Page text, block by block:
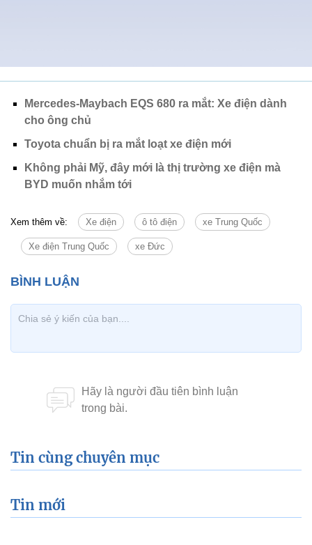
Mercedes-Maybach EQS 680 ra mắt: Xe điện dành
cho ông chủ
Toyota chuẩn bị ra mắt loạt xe điện mới
Không phải Mỹ, đây mới là thị trường xe điện mà
BYD muốn nhắm tới
Xem thêm về: Xe điện ô tô điện xe Trung Quốc
Xe điện Trung Quốc xe Đức
Tin cùng chuyên mục
Tin mới